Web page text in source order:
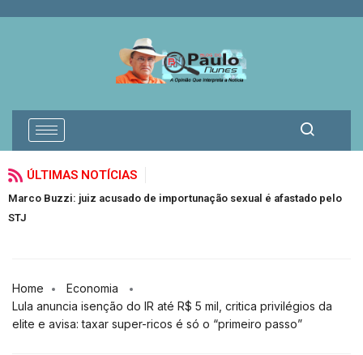
ÚLTIMAS NOTÍCIAS
Buzzi: juiz acusado de importunação sexual é afastado pelo
Home
Economia
Lula anuncia isenção do IR até R$ 5 mil, critica privilégios da
elite e avisa: taxar super-ricos é só o “primeiro passo”